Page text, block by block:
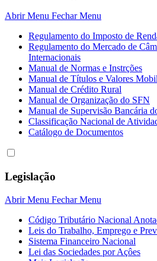
Abrir Menu Fechar Menu
Regulamento do Imposto de
Regulamento do Mercado de
Internacionais
Manual de Normas e Instrções
Manual de Títulos e Valores
Manual de Crédito Rural
Manual de Organização do SFN
Manual de Supervisão Bancária
Classificação Nacional de
Catálogo de Documentos
Legislação
Abrir Menu Fechar Menu
Código Tributário Nacional
Leis do Trabalho, Emprego e
Sistema Financeiro Nacional
Lei das Sociedades por Açôes